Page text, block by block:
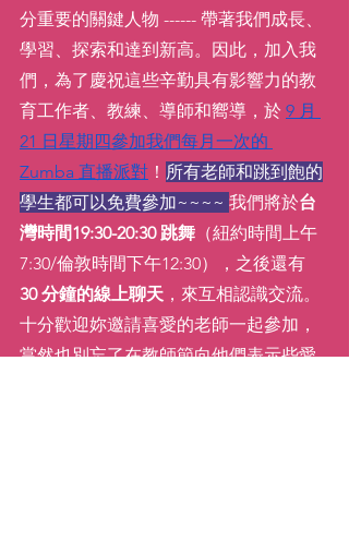
分重要的關鍵人物 ------ 帶著我們成長、
學習、探索和達到新高。因此，加入我
們，為了慶祝這些辛勤具有影響力的教
育工作者、教練、導師和嚮導，於 9 月
21 日星期四參加我們每月一次的
Zumba 直播派對 ！ 所有老師和跳到飽的
學生都可以免費參加~~~~ 我們將於台
灣時間19:30-20:30 跳舞 （紐約時間上午
7:30/倫敦時間下午12:30），之後還有
30 分鐘的線上聊天 ，來互相認識交流。
十分歡迎妳邀請喜愛的老師一起參加，
當然也別忘了在教師節向他們表示些愛